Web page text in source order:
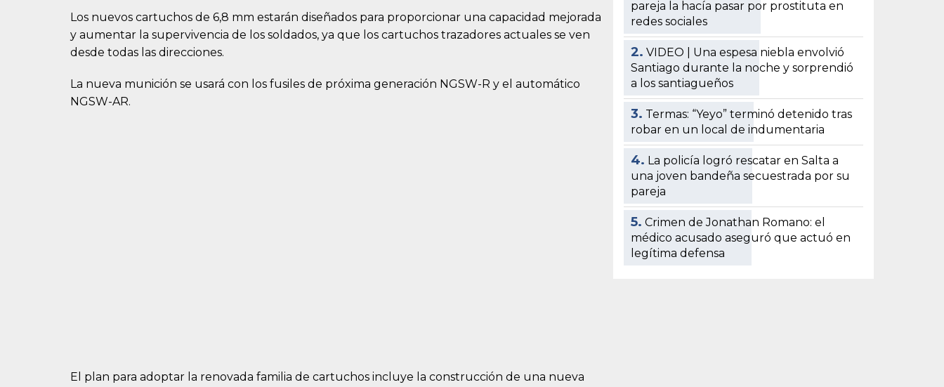
Los nuevos cartuchos de 6,8 mm estarán diseñados para proporcionar una capacidad mejorada
y aumentar la supervivencia de los soldados, ya que los cartuchos trazadores actuales se ven
desde todas las direcciones.
La nueva munición se usará con los fusiles de próxima generación NGSW-R y el automático
NGSW-AR.
El plan para adoptar la renovada familia de cartuchos incluye la construcción de una nueva
pareja la hacía pasar por prostituta en
redes sociales
2. VIDEO | Una espesa niebla envolvió
Santiago durante la noche y sorprendió
a los santiagueños
3. Termas: “Yeyo” terminó detenido tras
robar en un local de indumentaria
4. La policía logró rescatar en Salta a
una joven bandeña secuestrada por su
pareja
5. Crimen de Jonathan Romano: el
médico acusado aseguró que actuó en
legítima defensa